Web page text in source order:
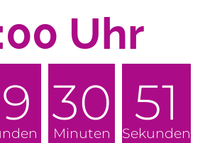
Uhr
30
Minuten
50
Sekunden